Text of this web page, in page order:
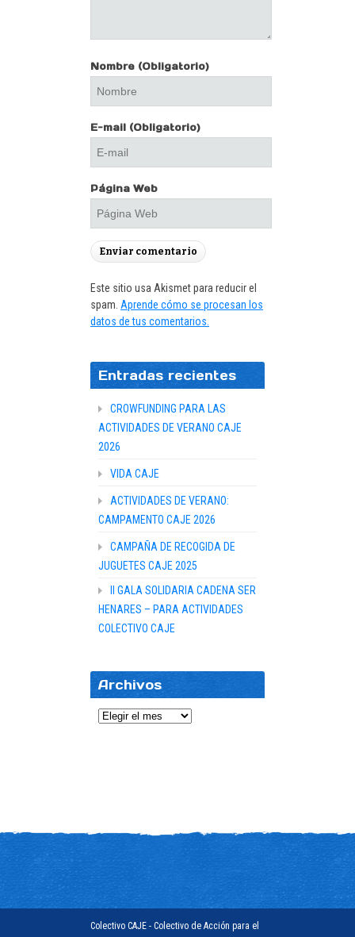
Nombre (Obligatorio)
E-mail (Obligatorio)
Página Web
Este sitio usa Akismet para reducir el
spam. Aprende cómo se procesan los
datos de tus comentarios.
Entradas recientes
CROWFUNDING PARA LAS
ACTIVIDADES DE VERANO CAJE
2026
VIDA CAJE
ACTIVIDADES DE VERANO:
CAMPAMENTO CAJE 2026
CAMPAÑA DE RECOGIDA DE
JUGUETES CAJE 2025
II GALA SOLIDARIA CADENA SER
HENARES – PARA ACTIVIDADES
COLECTIVO CAJE
Archivos
Archivos
Colectivo CAJE - Colectivo de Acción para el